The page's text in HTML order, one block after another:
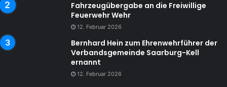
Fahrzeugübergabe an die Freiwillige
Feuerwehr Wehr
12. Februar 2026
Bernhard Hein zum Ehrenwehrführer der
Verbandsgemeinde Saarburg-Kell
ernannt
12. Februar 2026